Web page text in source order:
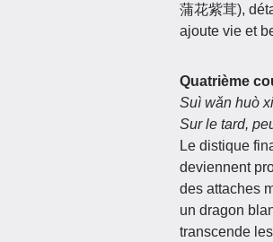
蒲花紫茸),
ajoute vie et
Quatrième
Suì wǎn huò
Sur le tard,
Le distique
deviennent
des attaches
un dragon
transcende